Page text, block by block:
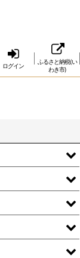
ログイン
ふるさと納税(い
わき市)